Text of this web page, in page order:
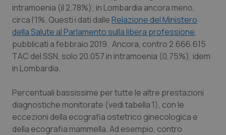
Lettere al direttore
Edizioni Regionali
QS Pro
Professionisti Sanitari.AI
Abruzzo
QS Pro Gold
intramoenia (il 2,78%); in Lombardia ancora meno,
circa l’1%. Questi i dati dalleRelazione del Ministero
della Salute al Parlamento sulla libera professione,
pubblicati a febbraio 2019. Ancora, contro 2.666.615
TAC del SSN, solo 20.057 in intramoenia (0,75%), idem
in Lombardia.
Percentuali bassissime per tutte le altre prestazioni
diagnostiche monitorate (vedi tabella 1), con le
eccezioni della ecografia ostetrico ginecologica e
della ecografia mammella. Ad esempio, contro